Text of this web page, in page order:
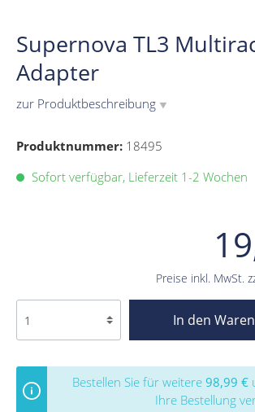
Supernova TL3
Adapter
zur Produktbeschreibung ▼
Produktnummer: 18495
Preise inkl. MwSt.
Sofort verfügbar, Lieferzeit 1-2 Wochen
In den
Bestellen Sie für weitere 98,99 €
Ihre Bestellung